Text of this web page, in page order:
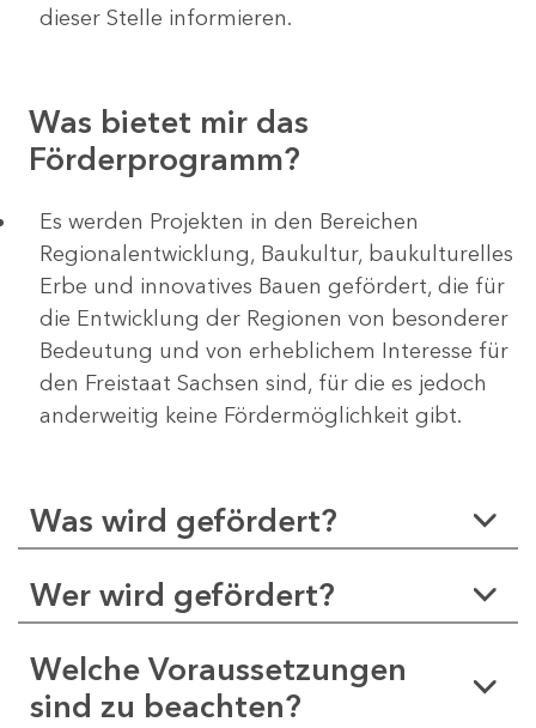
dieser Stelle informieren.
Was bietet mir das
Förderprogramm?
Es werden Projekten in den Bereichen
Regionalentwicklung, Baukultur, baukulturelles
Erbe und innovatives Bauen gefördert, die für
die Entwicklung der Regionen von besonderer
Bedeutung und von erheblichem Interesse für
den Freistaat Sachsen sind, für die es jedoch
anderweitig keine Fördermöglichkeit gibt.
Was wird gefördert?
Wer wird gefördert?
Welche Voraussetzungen
sind zu beachten?